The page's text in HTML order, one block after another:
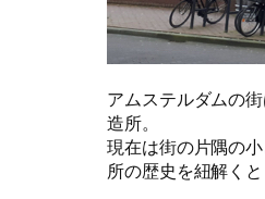
アムステルダムの
造所。
現在は街の片隅の
所の歴史を紐解くと